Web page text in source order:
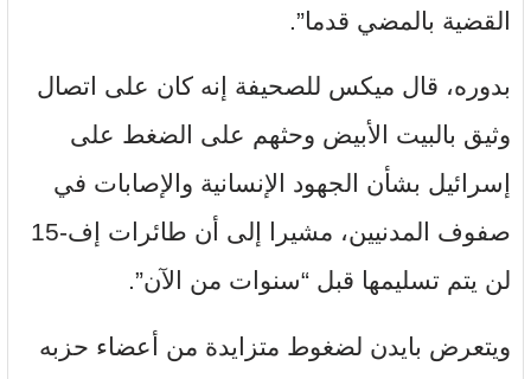
القضية بالمضي قدما”.
بدوره، قال ميكس للصحيفة إنه كان على اتصال
وثيق بالبيت الأبيض وحثهم على الضغط على
إسرائيل بشأن الجهود الإنسانية والإصابات في
صفوف المدنيين، مشيرا إلى أن طائرات إف-15
لن يتم تسليمها قبل “سنوات من الآن”.
ويتعرض بايدن لضغوط متزايدة من أعضاء حزبه